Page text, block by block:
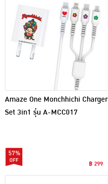
Amaze One Monchhichi Charger
Set 3in1 รุ่น A-MCC017
57%
฿ 299